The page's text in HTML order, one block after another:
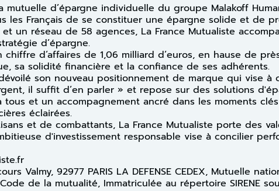
mutuelle d’épargne individuelle du groupe Malakoff
les Français de se constituer une épargne solide et de
un réseau de 58 agences, La France Mutualiste
d’épargne.
chiffre d’affaires de 1,06 milliard d’euros, en hause de
sa solidité financière et la confiance de ses adhérents.
son nouveau positionnement de marque qui vise
il suffit d’en parler » et repose sur des solutions
tous et un accompagnement ancré dans les moments
éclairées.
et de combattants, La France Mutualiste porte des
d'investissement responsable vise à concilier
Valmy, 92977 PARIS LA DEFENSE CEDEX, Mutuelle
de la mutualité, Immatriculée au répertoire SIRENE